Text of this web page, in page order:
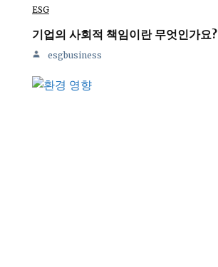
ESG
기업의 사회적 책임이란 무엇인가요?
esgbusiness